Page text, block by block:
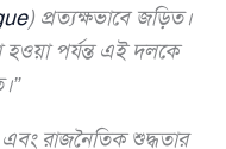
) প্রত্যক্ষভাবে জড়িত।
পর্যন্ত এই দলকে
এবং রাজনৈতিক শুদ্ধতার